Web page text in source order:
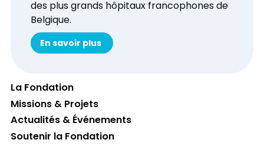
Combien de temps conservons-nous vos
données ?
Tier III
des plus grands hôpitaux francophones de
Belgique.
En savoir plus
La Fondation
Missions & Projets
Actualités & Événements
Soutenir la Fondation